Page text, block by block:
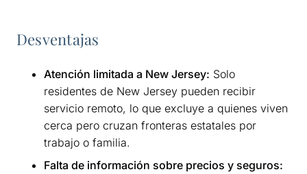
Desventajas
Atención limitada a New Jersey: Solo
residentes de New Jersey pueden recibir
servicio remoto, lo que excluye a quienes viven
cerca pero cruzan fronteras estatales por
trabajo o familia.
Falta de información sobre precios y seguros: